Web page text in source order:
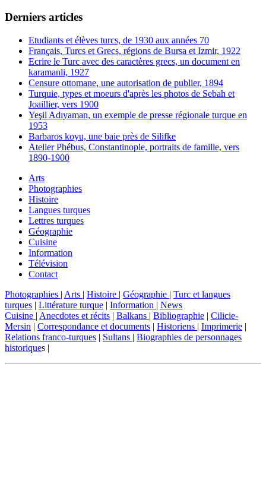
Derniers articles
Etudiants et élèves turcs, de 1930 aux années 70
Français, Turcs et Grecs, régions de Bursa et Izmir, 1922
Ecrire le Turc avec des caractères grecs, un document en
karamanli, 1927
Censure ottomane, une autorisation de publier, 1894
Turquie, types et moeurs d'après les photos de Sebah et
Joaillier, vers 1900
Yeşil Adıyaman, un exemple de presse régionale turque en
1953
Barbaros koyu, une baie près de Silifke
Atelier Phébus, Constantinople, portraits de famille, vers
1890-1900
Arts
Photographies
Histoire
Langues turques
Lettres turques
Géographie
Cuisine
Information
Télévision
Contact
Photographies | Arts | Histoire | Géographie | Turc et langues
turques | Littérature turque | Information | News
Cuisine | Anecdotes et récits | Balkans | Bibliographie | Cilicie-
Mersin | Correspondance et documents | Historiens | Imprimerie |
Relations franco-turques | Sultans | Biographies de personnages
historiques |